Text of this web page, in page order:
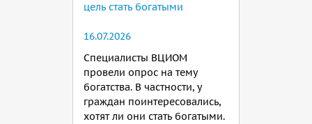
цель стать богатыми
16.07.2026
Специалисты ВЦИОМ
провели опрос на тему
богатства. В частности, у
граждан поинтересовались,
хотят ли они стать богатыми.